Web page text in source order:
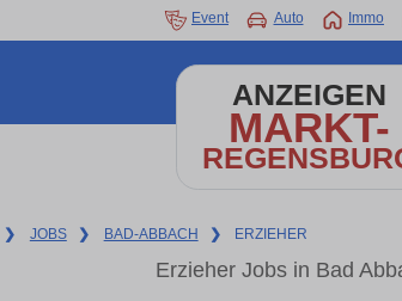
Event Auto Immo
ANZEIGEN
MARKT-
❯ JOBS ❯ BAD-ABBACH ❯ ERZIEHER
Erzieher Jobs in Bad